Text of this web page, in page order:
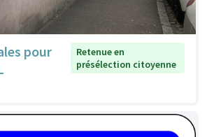
pour
Retenue en
présélection citoyenne